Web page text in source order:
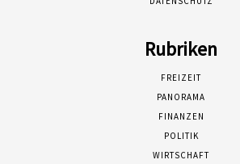
Rubriken
FREIZEIT
PANORAMA
FINANZEN
POLITIK
WIRTSCHAFT